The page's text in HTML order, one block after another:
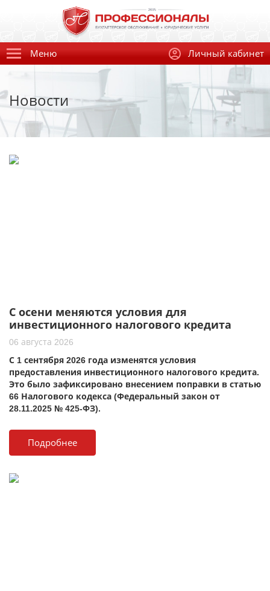
Меню Личный кабинет
Новости
С осени меняются условия для
инвестиционного налогового кредита
06 августа 2026
С 1 сентября 2026 года изменятся условия
предоставления инвестиционного налогового кредита.
Это было зафиксировано внесением поправки в статью
66 Налогового кодекса (Федеральный закон от
28.11.2025 № 425-ФЗ).
Подробнее